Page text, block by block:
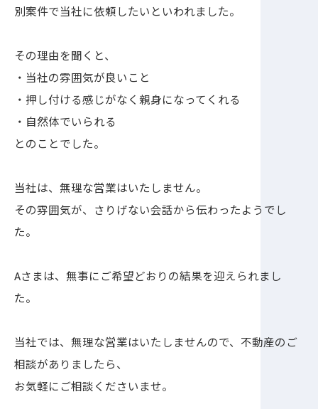
別案件で当社に依頼したいといわれました。
その理由を聞くと、
・当社の雰囲気が良いこと
・押し付ける感じがなく親身になってくれる
・自然体でいられる
とのことでした。
当社は、無理な営業はいたしません。
その雰囲気が、さりげない会話から伝わったようでし
た。
Aさまは、無事にご希望どおりの結果を迎えられまし
た。
当社では、無理な営業はいたしませんので、不動産のご
相談がありましたら、
お気軽にご相談くださいませ。